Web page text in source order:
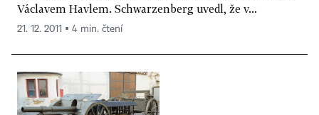
Václavem Havlem. Schwarzenberg uvedl, že v...
21. 12. 2011 ▪ 4 min. čtení